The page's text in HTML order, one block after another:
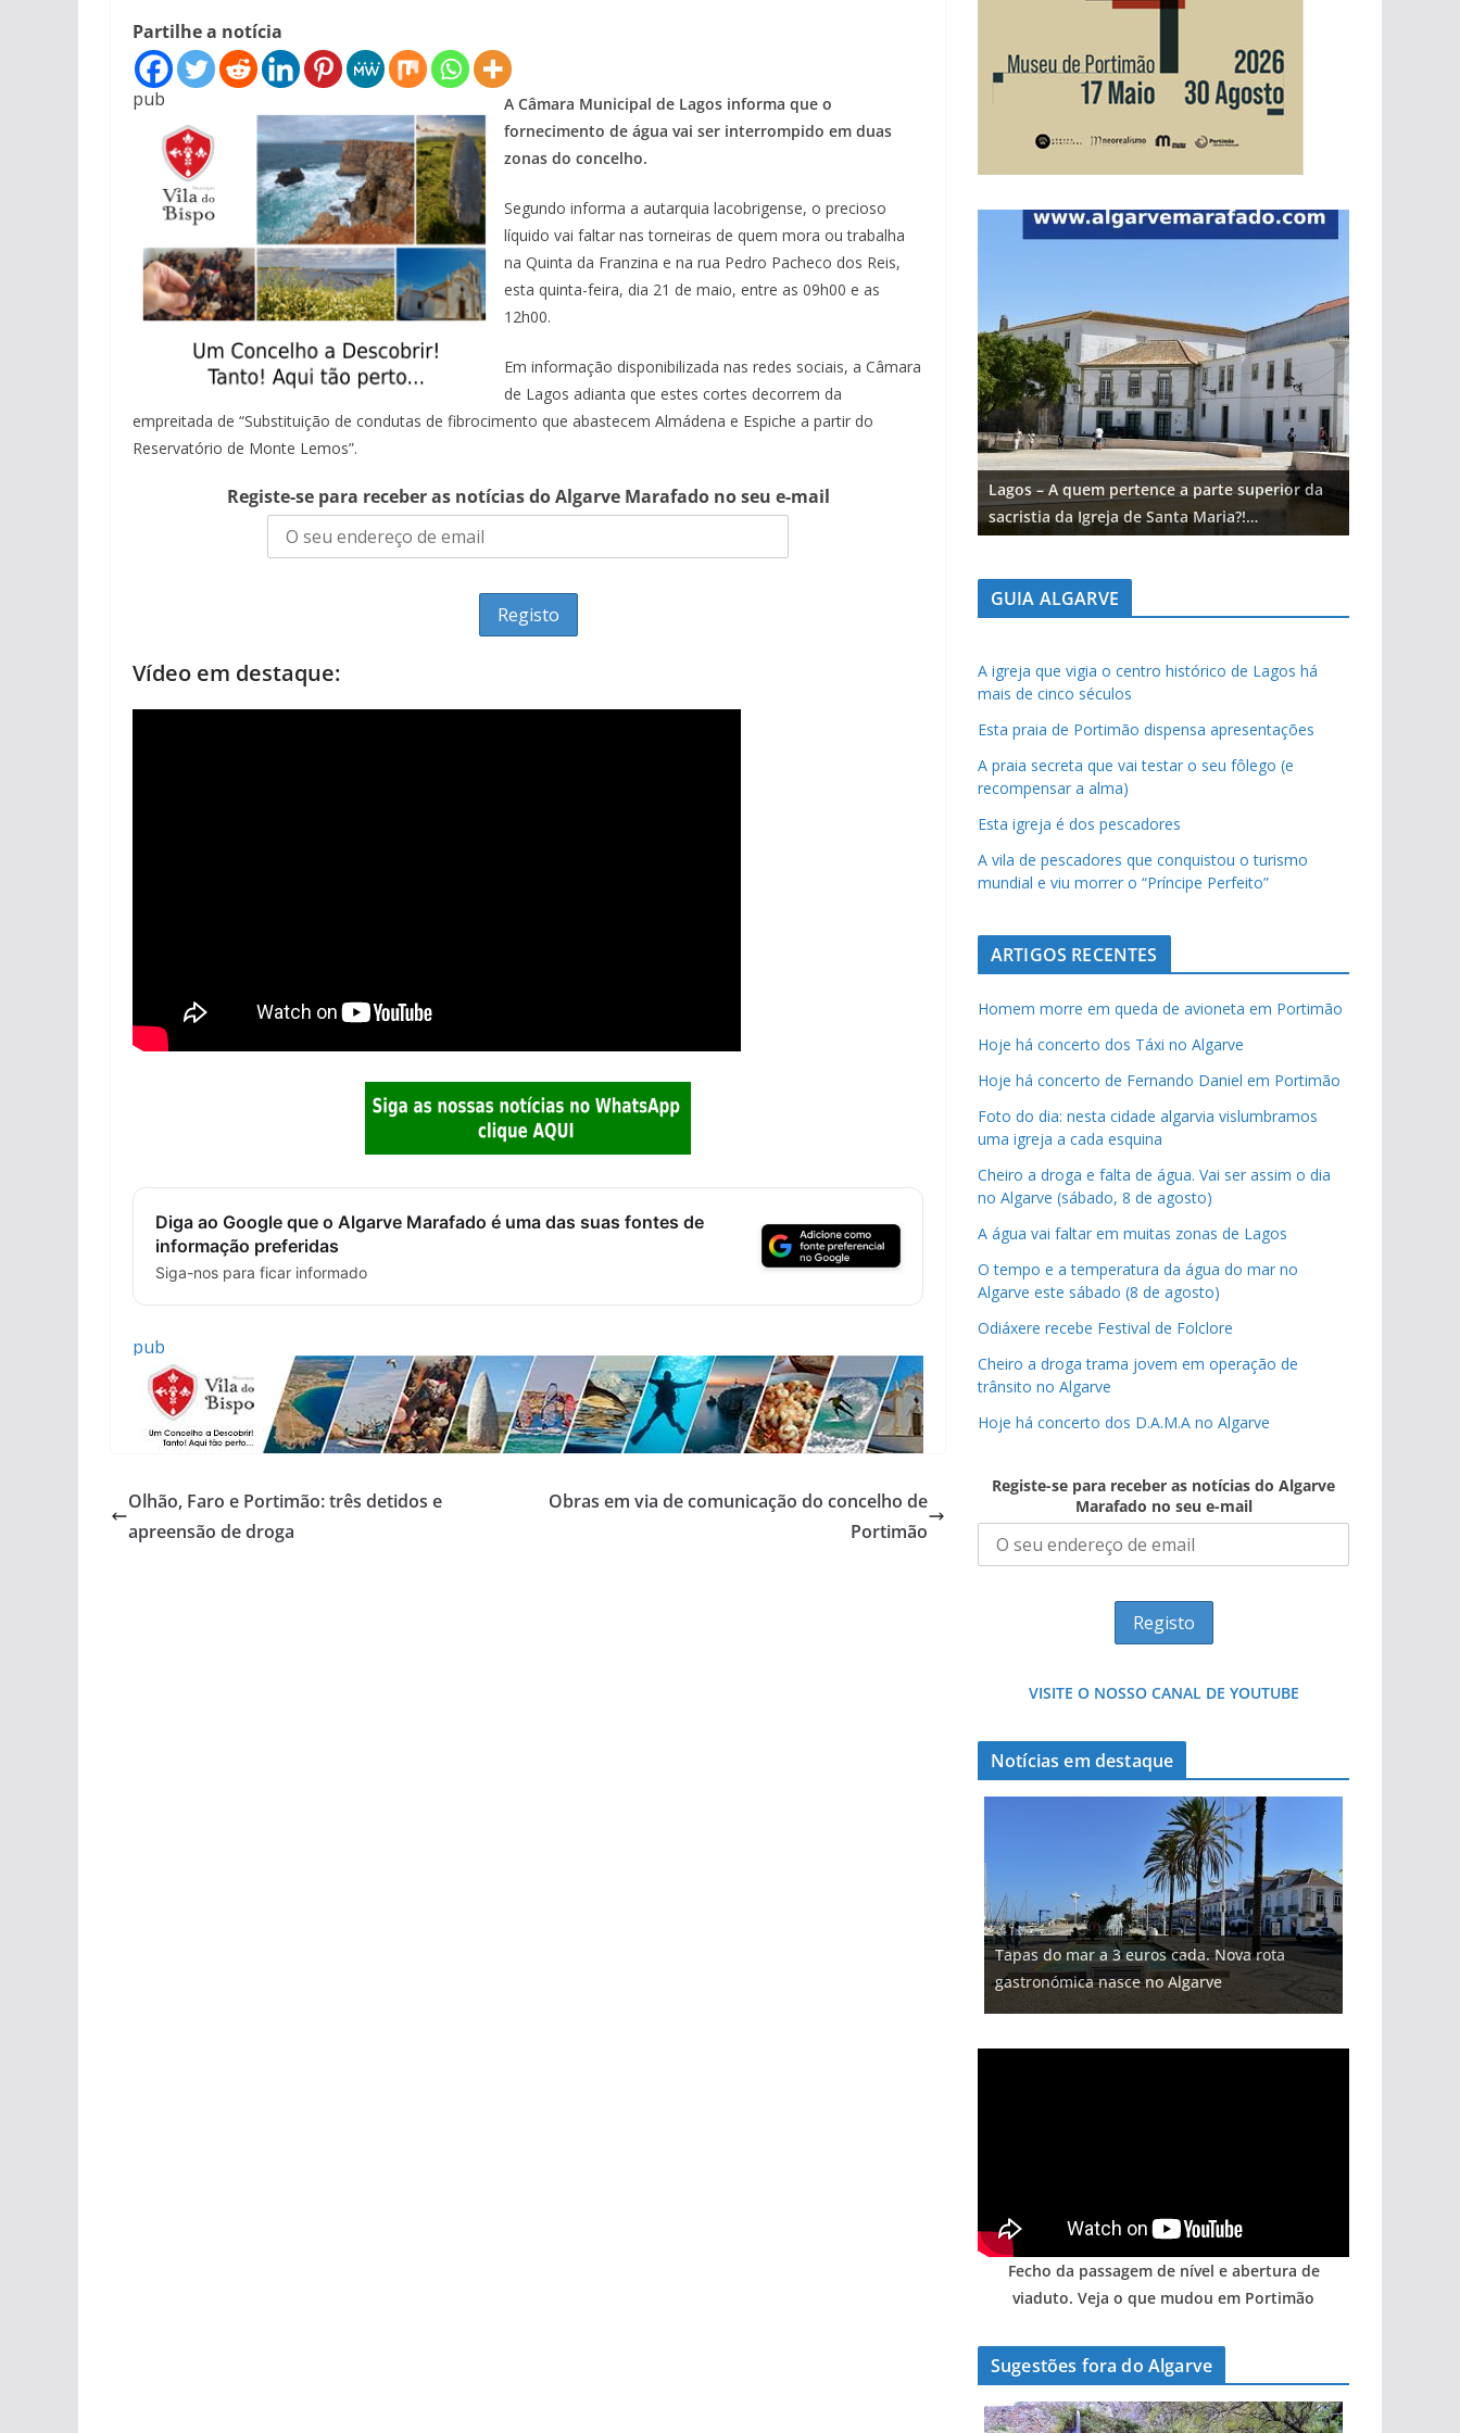
Partilhe a notícia
pub
A Câmara Municipal de Lagos informa que o
fornecimento de água vai ser interrompido em duas
zonas do concelho.
Segundo informa a autarquia lacobrigense, o precioso
líquido vai faltar nas torneiras de quem mora ou trabalha
na Quinta da Franzina e na rua Pedro Pacheco dos Reis,
esta quinta-feira, dia 21 de maio, entre as 09h00 e as
12h00.
Em informação disponibilizada nas redes sociais, a Câmara
de Lagos adianta que estes cortes decorrem da
empreitada de “Substituição de condutas de fibrocimento que abastecem Almádena e Espiche a partir do
Reservatório de Monte Lemos”.
Registe-se para receber as notícias do Algarve Marafado no seu e-mail
Vídeo em destaque:
Diga ao Google que o Algarve Marafado é uma das suas fontes de
informação preferidas
Siga-nos para ficar informado
pub
Olhão, Faro e Portimão: três detidos e
apreensão de droga
Obras em via de comunicação do concelho de
Portimão
Lagos – A quem pertence a parte superior da
sacristia da Igreja de Santa Maria?!…
Lagos – A quem pertence a parte superior da
sacristia da Igreja de Santa Maria?!…
GUIA ALGARVE
A igreja que vigia o centro histórico de Lagos há
mais de cinco séculos
Esta praia de Portimão dispensa apresentações
A praia secreta que vai testar o seu fôlego (e
recompensar a alma)
Esta igreja é dos pescadores
A vila de pescadores que conquistou o turismo
mundial e viu morrer o “Príncipe Perfeito”
ARTIGOS RECENTES
Homem morre em queda de avioneta em Portimão
Hoje há concerto dos Táxi no Algarve
Hoje há concerto de Fernando Daniel em Portimão
Foto do dia: nesta cidade algarvia vislumbramos
uma igreja a cada esquina
Cheiro a droga e falta de água. Vai ser assim o dia
no Algarve (sábado, 8 de agosto)
A água vai faltar em muitas zonas de Lagos
O tempo e a temperatura da água do mar no
Algarve este sábado (8 de agosto)
Odiáxere recebe Festival de Folclore
Cheiro a droga trama jovem em operação de
trânsito no Algarve
Hoje há concerto dos D.A.M.A no Algarve
Registe-se para receber as notícias do Algarve
Marafado no seu e-mail
VISITE O NOSSO CANAL DE YOUTUBE
Notícias em destaque
Tempestades roubam areia de praias e põem
arribas em risco no Algarve (com vídeo)
Milagre da água. Fontes emblemáticas do
Algarve voltam a ter vida (com vídeo)
Tapas do mar a 3 euros cada. Nova rota
gastronómica nasce no Algarve
Projeto milionário: investimento de 108
milhões de euros na construção de dois
hotéis (com vídeo)
Foto do dia: uma cidade algarvia que cresceu
entre redes e fábricas
Fecho da passagem de nível e abertura de
viaduto. Veja o que mudou em Portimão
Sugestões fora do Algarve